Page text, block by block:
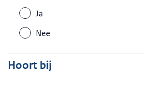
Ja
Nee
Hoort bij